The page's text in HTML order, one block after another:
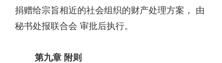
捐赠给宗旨相近的社会组织的财产处理方案， 由
秘书处报联合会 审批后执行。
第九章 附则